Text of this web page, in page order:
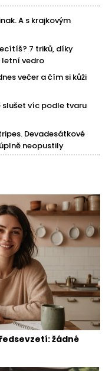
A s krajkovým
7 triků, díky
letní vedro
večer a čím si kůži
slušet víc podle tvaru
Devadesátkové
neopustily
žádné